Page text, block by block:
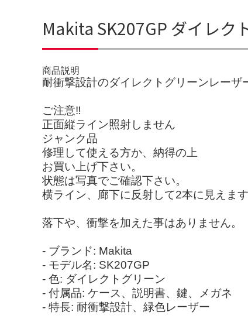
Makita SK207GP ダイレク
商品説明
耐衝撃設計のダイレクトグリーンレーザ
ご注意‼️
正面縦ライン照射しません
ジャンク品
修理して使える方か、納得の上
お買い上げ下さい。
状態は写真でご確認下さい。
横ライン、廊下に反射して2本に見えま
落下や、衝撃を加えた事はありません。
- ブランド: Makita
- モデル名: SK207GP
- 色: ダイレクトグリーン
- 付属品: ケース、説明書、鍵、メガネ
- 特長: 耐衝撃設計、緑色レーザー